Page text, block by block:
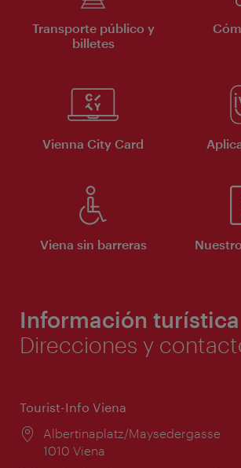
Transporte público y
billetes
Vienna City Card
Viena sin barreras
Información turística
Direcciones y
Tourist-Info Viena
Lugar:
Albertinaplatz/Maysedergasse
1010 Viena